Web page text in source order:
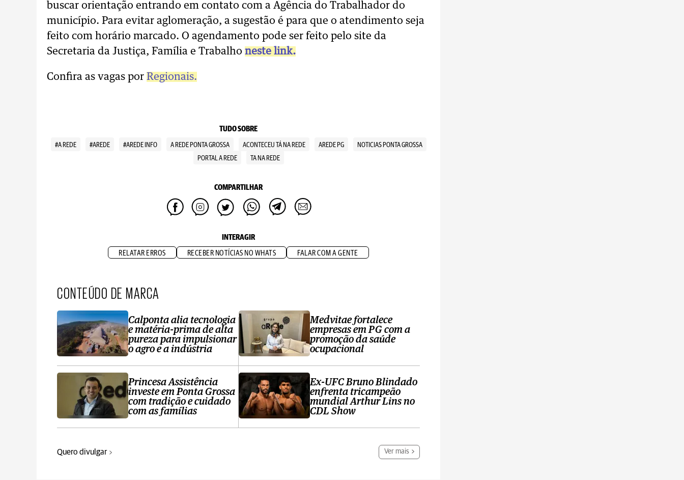
buscar orientação entrando em contato com a Agência do Trabalhador do
município. Para evitar aglomeração, a sugestão é para que o atendimento seja
feito com horário marcado. O agendamento pode ser feito pelo site da
Secretaria da Justiça, Família e Trabalho neste link.
Confira as vagas por Regionais.
TUDO SOBRE
#A REDE #AREDE #AREDE INFO A REDE PONTA GROSSA ACONTECEU TÁ NA REDE AREDE PG
NOTICIAS PONTA GROSSA
PORTAL A REDE
TA NA REDE
COMPARTILHAR
INTERAGIR
RELATAR ERROS RECEBER NOTÍCIAS NO WHATS FALAR COM A GENTE
CONTEÚDO DE MARCA
Calponta alia tecnologia
e matéria-prima de alta
pureza para impulsionar
o agro e a indústria
Princesa Assistência
investe em Ponta Grossa
com tradição e cuidado
com as famílias
Medvitae fortalece
empresas em PG com a
promoção da saúde
ocupacional
Ex-UFC Bruno Blindado
enfrenta tricampeão
mundial Arthur Lins no
CDL Show
Quero divulgar Ver mais